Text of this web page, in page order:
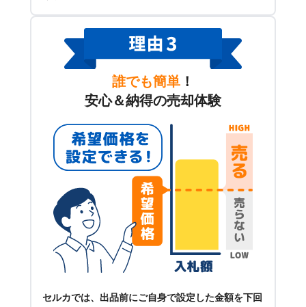
誰でも簡単 ！
安心＆納得の売却体験
セルカでは、出品前にご自身で設定した金額を下回